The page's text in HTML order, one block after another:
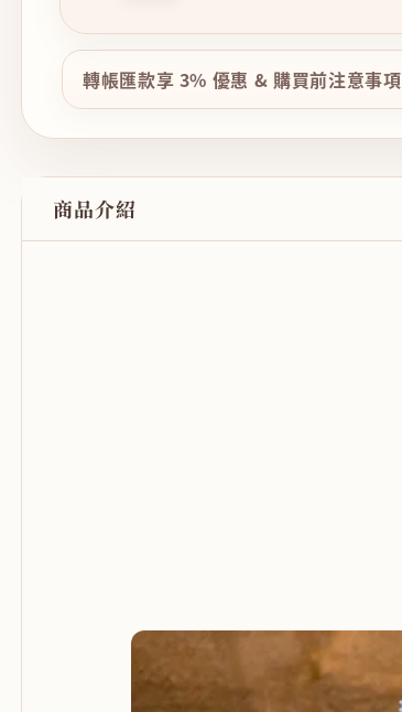
轉帳匯款享 3% 優惠 & 購買前注意事項
商品介紹